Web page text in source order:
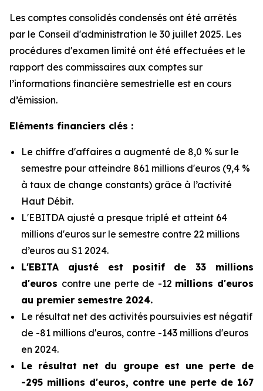
Les comptes consolidés condensés ont été arrêtés
par le Conseil d'administration le 30 juillet 2025. Les
procédures d'examen limité ont été effectuées et le
rapport des commissaires aux comptes sur
l’informations financière semestrielle est en cours
d’émission.
Eléments financiers clés :
Le chiffre d'affaires a augmenté de 8,0 % sur le
semestre pour atteindre 861 millions d'euros (9,4 %
à taux de change constants) grâce à l’activité
Haut Débit.
L'EBITDA ajusté a presque triplé et atteint 64
millions d'euros sur le semestre contre 22 millions
d’euros au S1 2024.
L'EBITA ajusté est positif de 33 millions
d'euros contre une perte de -12 millions d'euros
au premier semestre 2024.
Le résultat net des activités poursuivies est négatif
de -81 millions d'euros, contre -143 millions d'euros
en 2024.
Le résultat net du groupe est une perte de
-295 millions d'euros, contre une perte de 167